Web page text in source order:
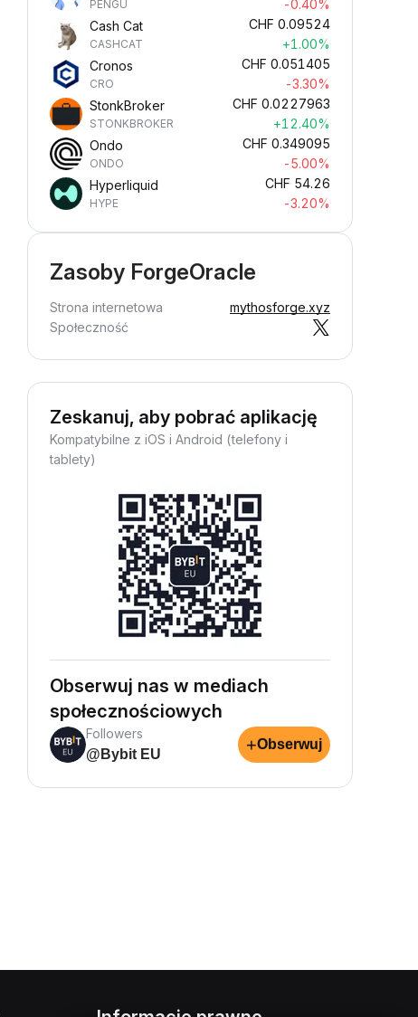
PENGU
-0.40%
Cash Cat
CASHCAT
CHF 0.09524
+1.00%
Cronos
CRO
CHF 0.051405
-3.30%
StonkBroker
STONKBROKER
CHF 0.0227963
+12.40%
Ondo
ONDO
CHF 0.349095
-5.00%
Hyperliquid
HYPE
CHF 54.26
-3.20%
Zasoby ForgeOracle
Strona internetowa
mythosforge.xyz
Społeczność
Zeskanuj, aby pobrać aplikację
Kompatybilne z iOS i Android (telefony i
tablety)
Obserwuj nas w mediach
społecznościowych
Followers
@Bybit EU
+Obserwuj